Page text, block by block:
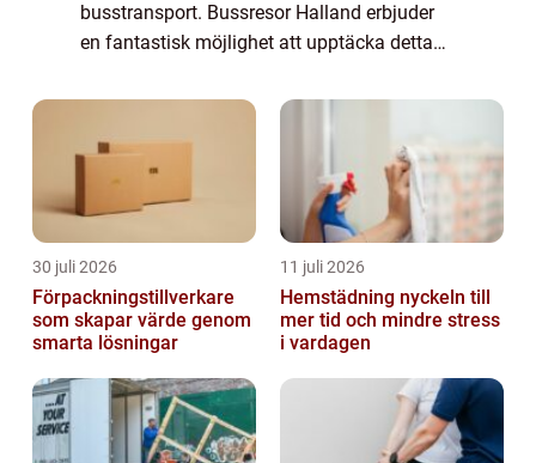
busstransport. Bussresor Halland erbjuder
en fantastisk möjlighet att upptäcka detta
30 juli 2026
Förpackningstillverkare
som skapar värde genom
smarta lösningar
11 juli 2026
Hemstädning nyckeln till
mer tid och mindre stress
i vardagen